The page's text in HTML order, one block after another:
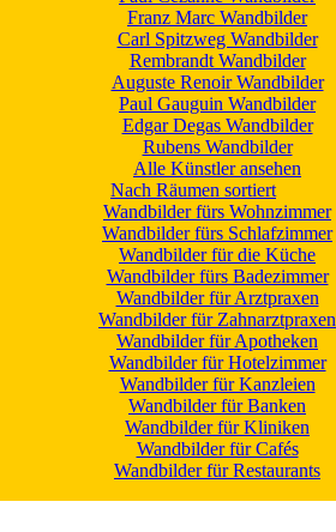
Franz Marc Wandbilder
Carl Spitzweg Wandbilder
Rembrandt Wandbilder
Auguste Renoir Wandbilder
Paul Gauguin Wandbilder
Edgar Degas Wandbilder
Rubens Wandbilder
Alle Künstler ansehen
Nach Räumen sortiert
Wandbilder fürs Wohnzimmer
Wandbilder fürs Schlafzimmer
Wandbilder für die Küche
Wandbilder fürs Badezimmer
Wandbilder für Arztpraxen
Wandbilder für Zahnarztpraxen
Wandbilder für Apotheken
Wandbilder für Hotelzimmer
Wandbilder für Kanzleien
Wandbilder für Banken
Wandbilder für Kliniken
Wandbilder für Cafés
Wandbilder für Restaurants